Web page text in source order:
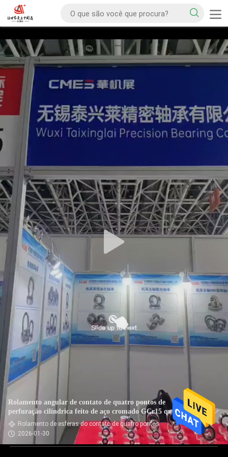
Rolamento angular de contato de quatro pontos de
perfuração cilíndrica feito de aço cromado GCr15 que fornece
suporte para cargas radiais e axiais
Rolamento de esferas do contato de quatro pontos
2026-01-30